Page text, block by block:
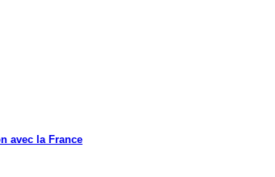
avec la France